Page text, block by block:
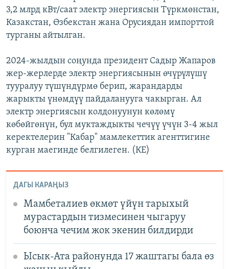
3,2 млрд кВт/саат электр энергиясын Түркмөнстан,
Казакстан, Өзбекстан жана Орусиядан импорттой
турганы айтылган.
2024-жылдын соңунда президент Садыр Жапаров
жер-жерлерде электр энергиясынын өчүрүлүшү
тууралуу түшүндүрмө берип, жарандарды
жарыкты үнөмдүү пайдаланууга чакырган. Ал
электр энергиясын колдонуунун көлөмү
көбөйгөнүн, бул муктаждыкты чечүү үчүн 3-4 жыл
керектелерин "Кабар" мамлекеттик агенттигине
курган маегинде белгилеген. (КЕ)
ДАГЫ КАРАҢЫЗ
Мамбеталиев өкмөт үйүн тарыхый
мурастардын тизмесинен чыгаруу
боюнча чечим жок экенин билдирди
Ысык-Ата районунда 17 жаштагы бала өз